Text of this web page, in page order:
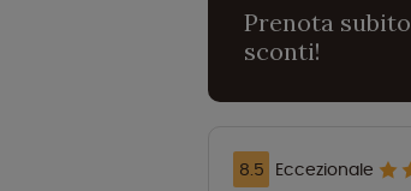
Prenota
sconti!
8.5 Eccezionale